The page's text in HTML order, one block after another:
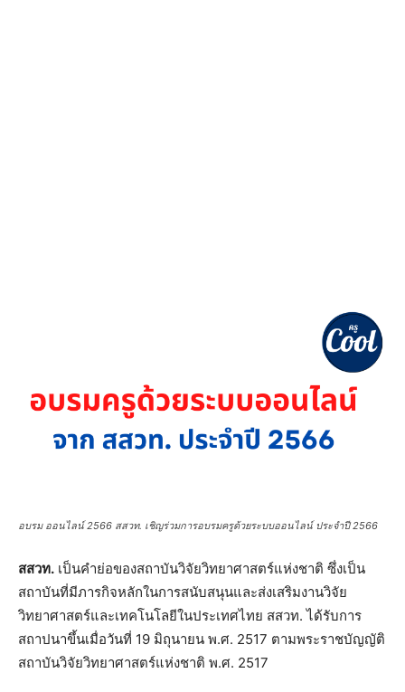
อบรม ออนไลน์ 2566 สสวท. เชิญร่วมการอบรมครูด้วยระบบออนไลน์ ประจำปี 2566
สสวท. เป็นคำย่อของสถาบันวิจัยวิทยาศาสตร์แห่งชาติ ซึ่งเป็น
สถาบันที่มีภารกิจหลักในการสนับสนุนและส่งเสริมงานวิจัย
วิทยาศาสตร์และเทคโนโลยีในประเทศไทย สสวท. ได้รับการ
สถาปนาขึ้นเมื่อวันที่ 19 มิถุนายน พ.ศ. 2517 ตามพระราชบัญญัติ
สถาบันวิจัยวิทยาศาสตร์แห่งชาติ พ.ศ. 2517